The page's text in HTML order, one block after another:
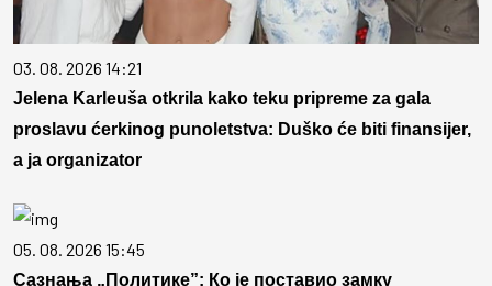
03. 08. 2026 14:21
Jelena Karleuša otkrila kako teku pripreme za gala
proslavu ćerkinog punoletstva: Duško će biti finansijer,
a ja organizator
05. 08. 2026 15:45
Сазнања „Политике”: Ко је поставио замку